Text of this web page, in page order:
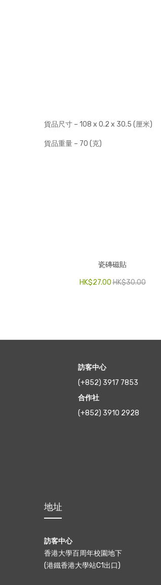
貨品尺寸 – 108 x 0.2 x 30.5 (厘米)
貨品重量 – 70 (克)
瓷磚磁貼
HK$30.00
HK$27.00
訪客中心
(+852) 3917 7853
合作社
(+852) 3910 2928
地址
訪客中心
香港大學百周年校園地下
(港鐵香港大學站C1出口)